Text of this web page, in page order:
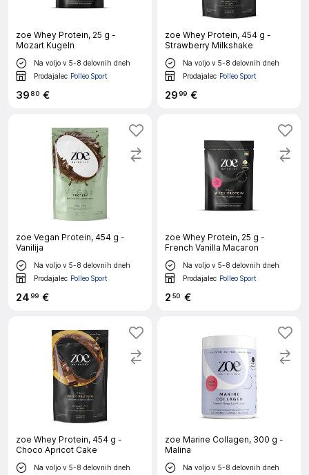
zoe Whey Protein, 25 g -
Mozart Kugeln
Na voljo v 5-8 delovnih dneh
Prodajalec Polleo Sport
39 80 €
zoe Whey Protein, 454 g -
Strawberry Milkshake
Na voljo v 5-8 delovnih dneh
Prodajalec Polleo Sport
2999 €
zoe Vegan Protein, 454 g -
Vanilija
Na voljo v 5-8 delovnih dneh
Prodajalec Polleo Sport
2499 €
zoe Whey Protein, 25 g -
French Vanilla Macaron
Na voljo v 5-8 delovnih dneh
Prodajalec Polleo Sport
2 50 €
zoe Whey Protein, 454 g -
Choco Apricot Cake
Na voljo v 5-8 delovnih dneh
zoe Marine Collagen, 300 g -
Malina
Na voljo v 5-8 delovnih dneh